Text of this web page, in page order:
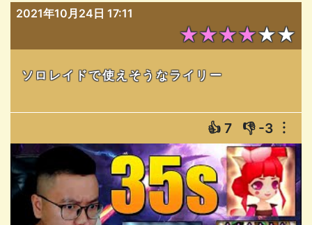
2021年10月24日 17:11
★★★★★★
ソロレイドで使えそうなライリー
👍 7 👎 -3 ︙